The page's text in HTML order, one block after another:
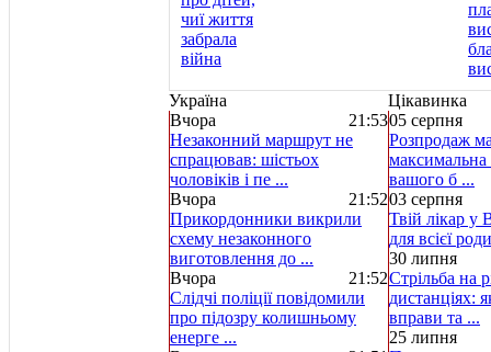
Україна
Цікавинка
Вчора
21:53
Незаконний маршрут не
спрацював: шістьох
чоловіків і пе ...
Вчора
21:52
Прикордонники викрили
схему незаконного
виготовлення до ...
Вчора
21:52
Слідчі поліції повідомили
про підозру колишньому
енерге ...
05 серпня
Розпродаж
максимальна
вашого б ...
03 серпня
Твій лікар у
для всієї
30 липня
Стрільба на
дистанціях:
вправи та ...
25 липня